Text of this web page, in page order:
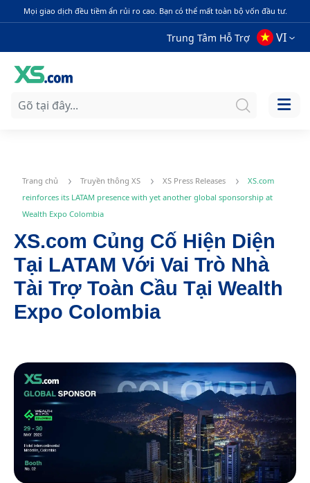
Mọi giao dịch đều tiềm ẩn rủi ro cao. Bạn có thể mất toàn bộ vốn đầu tư.
Trung Tâm Hỗ Trợ VI
Trang chủ Truyền thông XS XS Press Releases
XS.com
reinforces its LATAM presence with yet another global sponsorship at
Wealth Expo Colombia
XS.com Củng Cố Hiện Diện
Tại LATAM Với Vai Trò Nhà
Tài Trợ Toàn Cầu Tại Wealth
Expo Colombia